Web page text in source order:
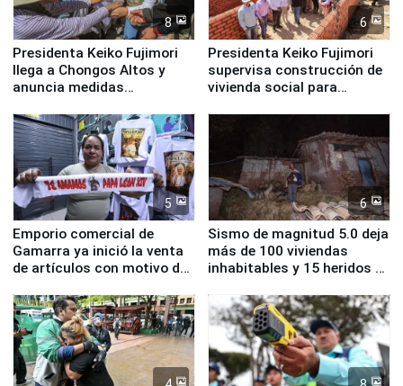
8
Presidenta Keiko Fujimori
llega a Chongos Altos y
anuncia medidas
educación, salud y empleo
6
Presidenta Keiko Fujimori
supervisa construcción de
vivienda social para
5
Emporio comercial de
Gamarra ya inició la venta
de artículos con motivo de
6
Sismo de magnitud 5.0 deja
más de 100 viviendas
inhabitables y 15 heridos en